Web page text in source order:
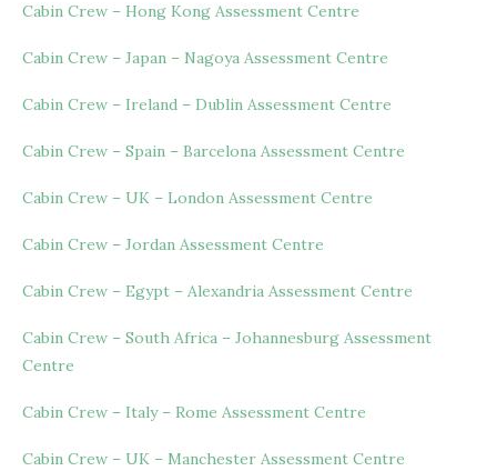
Cabin Crew – Hong Kong Assessment Centre
Cabin Crew – Japan – Nagoya Assessment Centre
Cabin Crew – Ireland – Dublin Assessment Centre
Cabin Crew – Spain – Barcelona Assessment Centre
Cabin Crew – UK – London Assessment Centre
Cabin Crew – Jordan Assessment Centre
Cabin Crew – Egypt – Alexandria Assessment Centre
Cabin Crew – South Africa – Johannesburg Assessment
Centre
Cabin Crew – Italy – Rome Assessment Centre
Cabin Crew – UK – Manchester Assessment Centre